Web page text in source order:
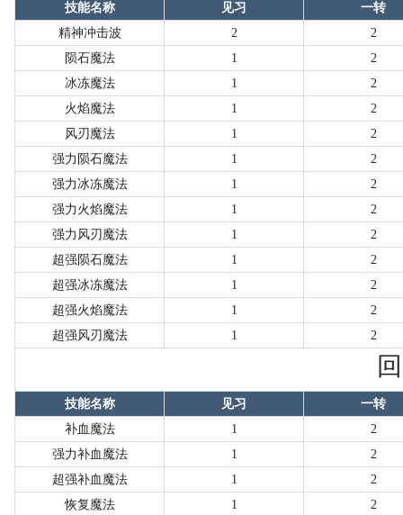
技能名称 见习
一转
精神冲击波
2
2
陨石魔法
1
2
冰冻魔法
1
2
火焰魔法
1
2
风刃魔法
1
2
强力陨石魔法
1
2
强力冰冻魔法
1
2
强力火焰魔法
1
2
强力风刃魔法
1
2
超强陨石魔法
1
2
超强冰冻魔法
1
2
超强火焰魔法
1
2
超强风刃魔法
1 2
技能名称 见习
一转
补血魔法
1
2
强力补血魔法
1
2
超强补血魔法
1
2
恢复魔法
1 2